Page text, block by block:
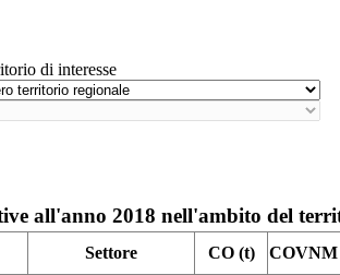
di interesse
all'anno 2018 nell'ambito del
Settore CO (t)
COVNM